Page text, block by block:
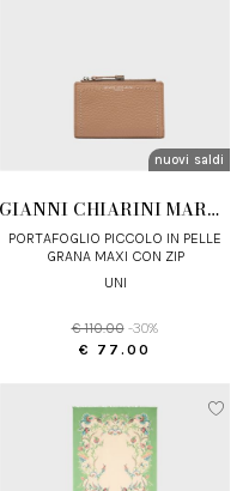
nuovi arrivi
saldi
GIANNI CHIARINI MARCELLA
PORTAFOGLIO PICCOLO IN PELLE
GRANA MAXI CON ZIP
UNI
€ 110.00 -30%
€ 77.00